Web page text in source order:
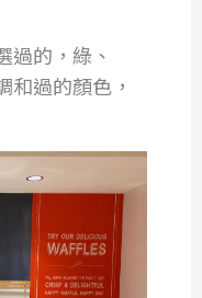
過的，綠、
和過的顏色，